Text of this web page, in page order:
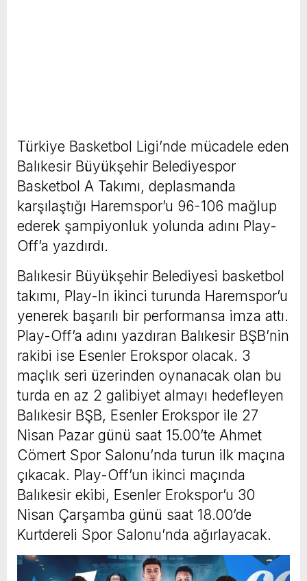
Türkiye Basketbol Ligi’nde mücadele eden
Balıkesir Büyükşehir Belediyespor
Basketbol A Takımı, deplasmanda
karşılaştığı Haremspor’u 96-106 mağlup
ederek şampiyonluk yolunda adını Play-
Off’a yazdırdı.
Balıkesir Büyükşehir Belediyesi basketbol
takımı, Play-In ikinci turunda Haremspor’u
yenerek başarılı bir performansa imza attı.
Play-Off’a adını yazdıran Balıkesir BŞB’nin
rakibi ise Esenler Erokspor olacak. 3
maçlık seri üzerinden oynanacak olan bu
turda en az 2 galibiyet almayı hedefleyen
Balıkesir BŞB, Esenler Erokspor ile 27
Nisan Pazar günü saat 15.00’te Ahmet
Cömert Spor Salonu’nda turun ilk maçına
çıkacak. Play-Off’un ikinci maçında
Balıkesir ekibi, Esenler Erokspor’u 30
Nisan Çarşamba günü saat 18.00’de
Kurtdereli Spor Salonu’nda ağırlayacak.